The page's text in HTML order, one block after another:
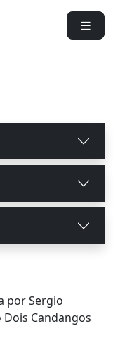
por Sergio
Candangos